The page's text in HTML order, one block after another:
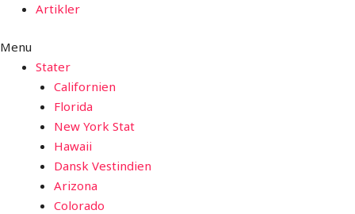
Artikler
Menu
Stater
Californien
Florida
New York Stat
Hawaii
Dansk Vestindien
Arizona
Colorado